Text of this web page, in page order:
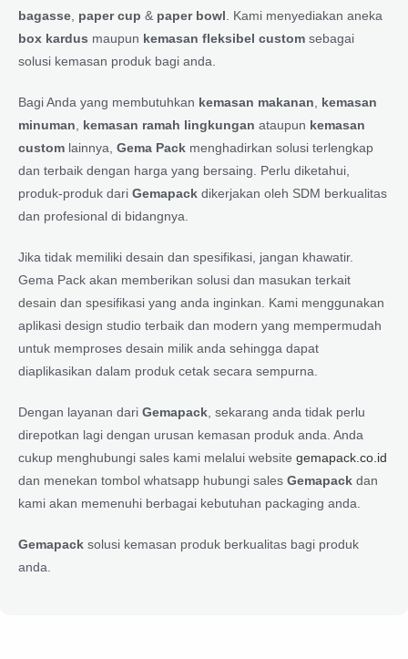
bagasse paper cup & paper bowl . Kami menyediakan aneka
box kardus maupun kemasan fleksibel custom sebagai
solusi kemasan produk bagi anda.
Bagi Anda yang membutuhkan kemasan makanan
kemasan
minuman
kemasan ramah lingkungan ataupun kemasan
custom lainnya, Gema Pack menghadirkan solusi terlengkap
dan terbaik dengan harga yang bersaing. Perlu diketahui,
produk-produk dari Gemapack dikerjakan oleh SDM berkualitas
dan profesional di bidangnya.
Jika tidak memiliki desain dan spesifikasi, jangan khawatir.
Gema Pack akan memberikan solusi dan masukan terkait
desain dan spesifikasi yang anda inginkan. Kami menggunakan
aplikasi design studio terbaik dan modern yang mempermudah
untuk memproses desain milik anda sehingga dapat
diaplikasikan dalam produk cetak secara sempurna.
Dengan layanan dari Gemapack , sekarang anda tidak perlu
direpotkan lagi dengan urusan kemasan produk anda. Anda
cukup menghubungi sales kami melalui website gemapack.co.id
dan menekan tombol whatsapp hubungi sales Gemapack dan
kami akan memenuhi berbagai kebutuhan packaging anda.
Gemapack solusi kemasan produk berkualitas bagi produk
anda.